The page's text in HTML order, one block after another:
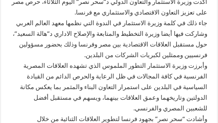
أكدت وزيرة الاستثمار والتعاون الدولي د”سحر نصر” اليوم الثلاثاء، حرص مصر
على تعزيز التعاون الاقتصادي والاستثماري مع فرنسا.
جاء ذلك في كلمة وزيرة الاستثمار في الندوة التي نظمها معهد العالم العربي
وشاركت فيها أيضا وزيرة التخطيط والمتابعة والإصلاح الاداري د”هالة السعيد”،
حول مستقبل العلاقات الاقتصادية بين مصر وفرنسا وذلك بحضور مسؤولين
فرنسيين وممثلين لكبريات الشركات من البلدين.
وأبرزت وزيرة الاستثمار التطور الملموس الذي تشهده العلاقات المصرية
الفرنسية في كافة المجالات في ظل الرعاية والحرص الدائم من القيادة
السياسية في البلدين على استمرار التعاون البناء والمثمر بما يعكس مكانة
الدولتين وتاريخهما وعمق العلاقات بينهما، ويسهم في مستقبل أفضل
للشعبين المصري والفرنسي.
وأشادت “سحر نصر” بجهود فرنسا لتطوير العلاقات الثنائية من خلال